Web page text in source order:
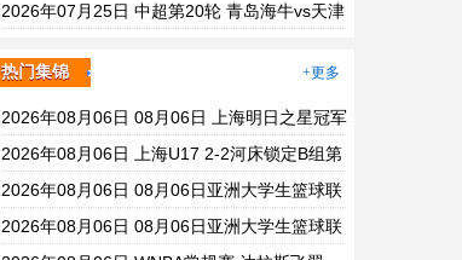
申花 全场录像
2026年07月25日 中超第20轮 青岛海牛vs天津
热门集锦 +更多
2026年08月06日 08月06日 上海明日之星冠军
杯小组赛A组第3轮 中国男足U17vs拜耳04勒
沃库森U17 进球
2026年08月06日 上海U17 2-2河床锁定B组第
1 吕孟洋点射阿布力米破门 将战A组第2
2026年08月06日 08月06日亚洲大学生篮球联
赛8强赛 北京大学 77 - 79 上海交通大学 集锦
2026年08月06日 08月06日亚洲大学生篮球联